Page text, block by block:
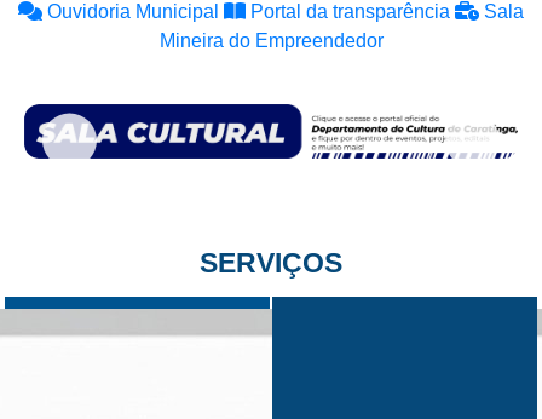
Ouvidoria Municipal Portal da transparência
Sala
Mineira do Empreendedor
SERVIÇOS